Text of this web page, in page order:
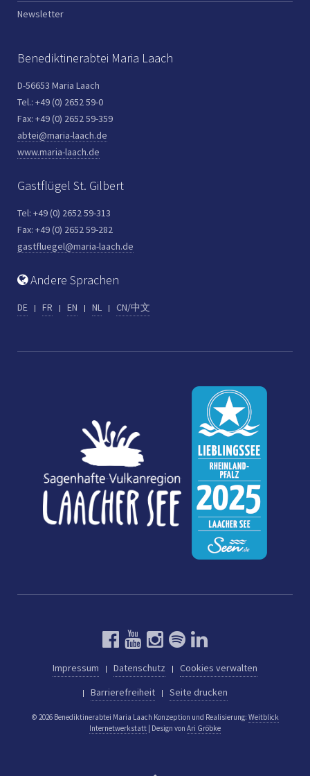
Newsletter
Benediktinerabtei Maria Laach
D-56653 Maria Laach
Tel.: +49 (0) 2652 59-0
Fax: +49 (0) 2652 59-359
abtei@maria-laach.de
www.maria-laach.de
Gastflügel St. Gilbert
Tel: +49 (0) 2652 59-313
Fax: +49 (0) 2652 59-282
gastfluegel@maria-laach.de
Andere Sprachen
DE FR EN NL CN/中文
Impressum Datenschutz
Cookies verwalten
Barrierefreiheit
Seite drucken
© 2026 Benediktinerabtei Maria Laach Konzeption und Realisierung: Weitblick
Internetwerkstatt | Design von Ari Gröbke